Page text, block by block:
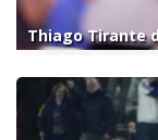
Thiago Tirante